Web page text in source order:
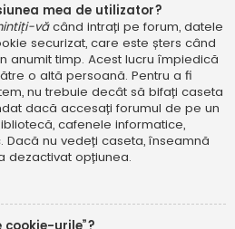
mea de utilizator?
văcând intrați pe forum, datele
securizat, care este șters când
anumit timp. Acest lucru împiedică
o altă persoană. Pentru a fi
nu trebuie decât să bifați caseta
dacă accesați forumul de pe un
cafenele informatice,
nu vedeți caseta, înseamnă
dezactivat opțiunea.
cookie-urile”?